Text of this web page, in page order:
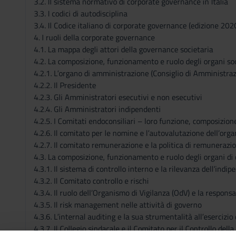
3.3. I codici di autodisciplina
3.4. Il Codice italiano di corporate governance (edizione
4. I ruoli della corporate governance
4.1. La mappa degli attori della governance societaria
4.2. La composizione, funzionamento e ruolo degli organi
4.2.1. L’organo di amministrazione (Consiglio di
4.2.2. Il Presidente
4.2.3. Gli Amministratori esecutivi e non esecutivi
4.2.4. Gli Amministratori indipendenti
4.2.5. I Comitati endoconsiliari – loro funzione,
4.2.6. Il comitato per le nomine e l’autovalutazione
4.2.7. Il comitato remunerazione e la politica di
4.3. La composizione, funzionamento e ruolo degli organi
4.3.1. Il sistema di controllo interno e la rilevanza
4.3.2. Il Comitato controllo e rischi
4.3.4. Il ruolo dell’Organismo di Vigilanza (OdV) e la
4.3.5. Il risk management nelle attività di governo
4.3.6. L’internal auditing e la sua strumentalità
4.3.7. Il Collegio sindacale e il Comitato per il Controllo